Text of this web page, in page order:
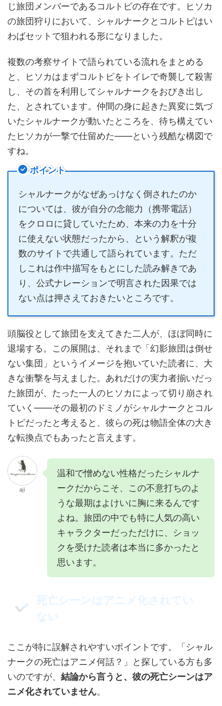
じ旅団メンバーであるコルトピの存在です。ヒソカ
の旅団狩りにおいて、シャルナークとコルトピはい
わばセットで狙われる形になりました。
複数の考察サイトで語られている流れをまとめる
と、ヒソカはまずコルトピをトイレで奇襲して殺害
し、その首を利用してシャルナークをおびき出し
た、とされています。仲間の身に起きた異変に気づ
いたシャルナークが動いたところを、待ち構えてい
たヒソカが一撃で仕留めた——という残酷な構図で
すね。
ポイント
シャルナークがなぜあっけなく倒されたのか
については、彼が自分の念能力（携帯電話）
をクロロに貸していたため、本来の力を十分
に使えない状態だったから、という解釈が複
数のサイトで共通して語られています。ただ
しこれは作中描写をもとにした読み解きであ
り、公式ナレーションで明言された因果では
ない点は押さえておきたいところです。
頭脳役として旅団を支えてきた二人が、ほぼ同時に
退場する。この展開は、それまで「幻影旅団は倒せ
ない集団」というイメージを抱いていた読者に、大
きな衝撃を与えました。あれだけの実力者揃いだっ
た旅団が、たった一人のヒソカによって切り崩され
ていく——その最初のドミノがシャルナークとコル
トピだったと考えると、彼らの死は物語全体の大き
な転換点でもあったと言えます。
aji
温和で憎めない性格だったシャルナ
ークだからこそ、この不意打ちのよ
うな最期はよけいに胸に来るんです
よね。旅団の中でも特に人気の高い
キャラクターだっただけに、ショッ
クを受けた読者は本当に多かったと
思います。
死亡シーンはアニメ化されてい
ない
ここが特に誤解されやすいポイントです。「シャル
ナークの死亡はアニメ何話？」と探している方も多
いのですが、 結論から言うと、彼の死亡シーンはア
ニメ化されていません。